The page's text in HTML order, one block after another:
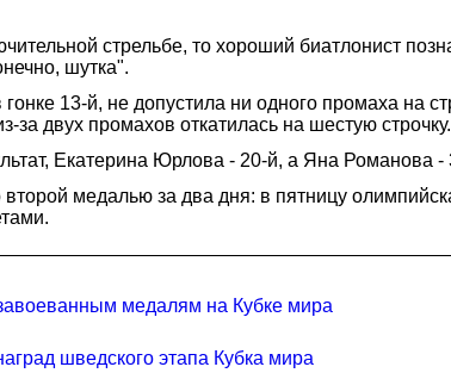
стрельбе, то хороший биатлонист
шутка".
13-й, не допустила ни одного промаха
за двух промахов откатилась на шестую строчку.
Екатерина Юрлова - 20-й, а Яна Романова -
медалью за два дня: в пятницу
медалям на Кубке мира
шведского этапа Кубка мира